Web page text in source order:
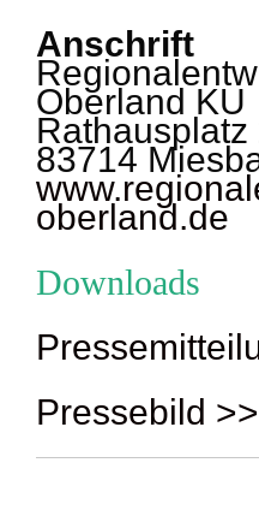
Anschrift
Oberland KU
Rathausplatz
83714
oberland.de
Downloads
Pressebild >>